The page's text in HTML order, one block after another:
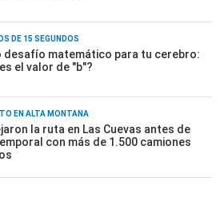
DE 15 SEGUNDOS
desafío matemático para tu cerebro:
el valor de "b"?
EN ALTA MONTAÑA
la ruta en Las Cuevas antes de
con más de 1.500 camiones